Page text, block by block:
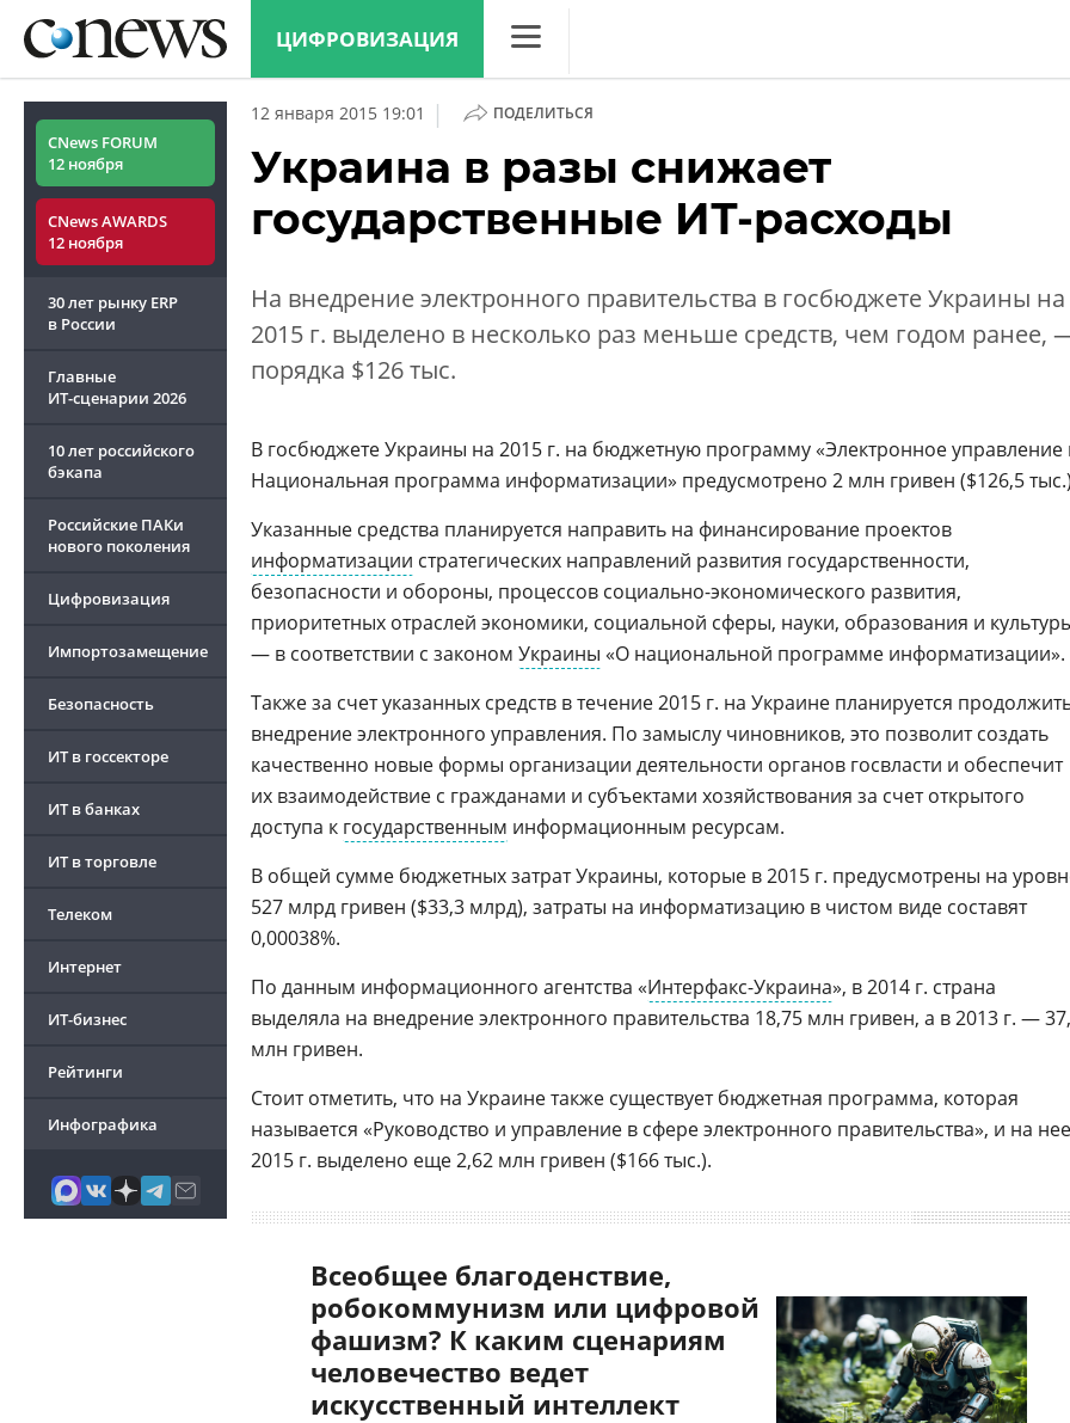
ЦИФРОВИЗАЦИЯ
Конференции
Маркет
CNews FORUM
12 ноября
CNews AWARDS
12 ноября
30 лет рынку ERP
в России
Главные
ИТ-сценарии 2026
10 лет российского
бэкапа
Российские ПАКи
нового поколения
Цифровизация
Импортозамещение
Безопасность
ИТ в госсекторе
ИТ в банках
ИТ в торговле
Телеком
Интернет
ИТ-бизнес
Рейтинги
Инфографика
12 января 2015 19:01 | ПОДЕЛИТЬСЯ
Украина в разы снижает
государственные ИТ-расходы
На внедрение электронного правительства в госбюджете Украины на
2015 г. выделено в несколько раз меньше средств, чем годом ранее,
порядка $126 тыс.
В госбюджете Украины на 2015 г. на бюджетную программу «Электронное управление
Национальная программа информатизации» предусмотрено 2 млн гривен ($126,5
Указанные средства планируется направить на финансирование проектов
информатизации стратегических направлений развития государственности,
безопасности и обороны, процессов социально-экономического развития,
приоритетных отраслей экономики, социальной сферы, науки, образования и
— в соответствии с законом Украины «О национальной программе информатизации».
Также за счет указанных средств в течение 2015 г. на Украине планируется
внедрение электронного управления. По замыслу чиновников, это позволит создать
качественно новые формы организации деятельности органов госвласти и обеспечит
их взаимодействие с гражданами и субъектами хозяйствования за счет открытого
доступа к государственным информационным ресурсам.
В общей сумме бюджетных затрат Украины, которые в 2015 г. предусмотрены на
527 млрд гривен ($33,3 млрд), затраты на информатизацию в чистом виде составят
0,00038%.
По данным информационного агентства «Интерфакс-Украина», в 2014 г. страна
выделяла на внедрение электронного правительства 18,75 млн гривен, а в 2013 г. —
млн гривен.
Стоит отметить, что на Украине также существует бюджетная программа, которая
называется «Руководство и управление в сфере электронного правительства», и на
2015 г. выделено еще 2,62 млн гривен ($166 тыс.).
Всеобщее благоденствие,
робокоммунизм или цифровой
фашизм? К каким сценариям
человечество ведет
искусственный интеллект